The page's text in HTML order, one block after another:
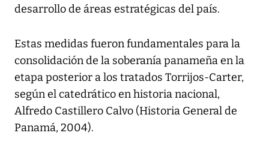
desarrollo de áreas estratégicas del país.
Estas medidas fueron fundamentales para la
consolidación de la soberanía panameña en la
etapa posterior a los tratados Torrijos-Carter,
según el catedrático en historia nacional,
Alfredo Castillero Calvo (Historia General de
Panamá, 2004).